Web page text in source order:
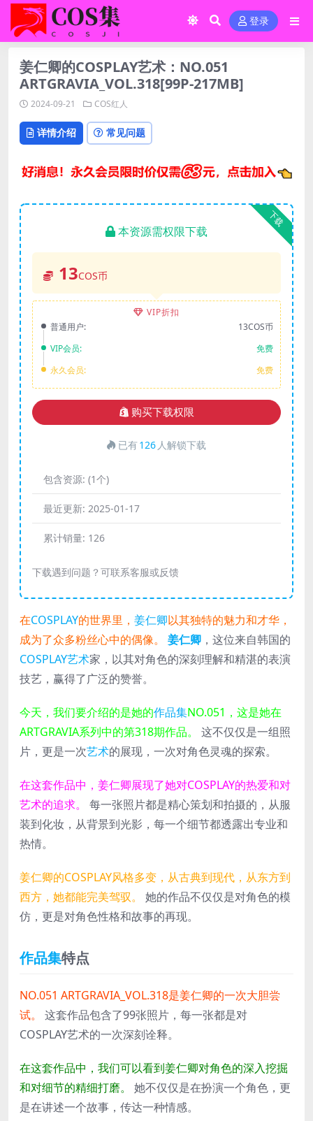
登录
姜仁卿的COSPLAY艺术：NO.051
ARTGRAVIA_VOL.318[99P-217MB]
2024-09-21 COS红人
详情介绍 常见问题
下载
本资源需权限下载
13COS币
VIP折扣
普通用户:
13COS币
VIP会员:
免费
永久会员:
免费
购买下载权限
已有126 人解锁下载
包含资源: (1个)
最近更新: 2025-01-17
累计销量: 126
下载遇到问题？可联系客服或反馈
在COSPLAY的世界里， 姜仁卿以其独特的魅力和才华，
成为了众多粉丝心中的偶像。
姜仁卿 ，这位来自韩国的
COSPLAY艺术家，以其对角色的深刻理解和精湛的表演
技艺，赢得了广泛的赞誉。
今天，我们要介绍的是她的作品集NO.051，这是她在
ARTGRAVIA系列中的第318期作品。
这不仅仅是一组照
片，更是一次艺术的展现，一次对角色灵魂的探索。
在这套作品中，姜仁卿展现了她对COSPLAY的热爱和对
艺术的追求。
每一张照片都是精心策划和拍摄的，从服
装到化妆，从背景到光影，每一个细节都透露出专业和
热情。
姜仁卿的COSPLAY风格多变，从古典到现代，从东方到
西方，她都能完美驾驭。
她的作品不仅仅是对角色的模
仿，更是对角色性格和故事的再现。
作品集特点
NO.051 ARTGRAVIA_VOL.318是姜仁卿的一次大胆尝
试。
这套作品包含了99张照片，每一张都是对
COSPLAY艺术的一次深刻诠释。
在这套作品中，我们可以看到姜仁卿对角色的深入挖掘
和对细节的精细打磨。
她不仅仅是在扮演一个角色，更
是在讲述一个故事，传达一种情感。